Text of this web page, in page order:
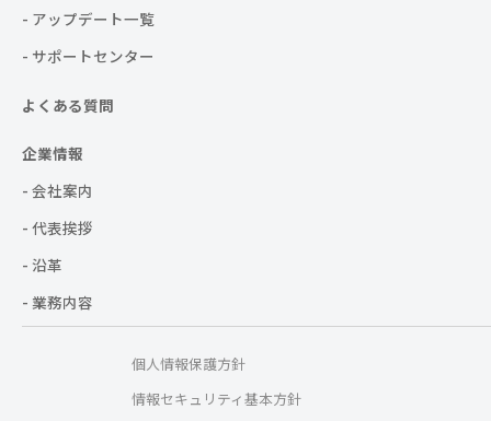
- アップデート一覧
- サポートセンター
よくある質問
企業情報
- 会社案内
- 代表挨拶
- 沿革
- 業務内容
個人情報保護方針
情報セキュリティ基本方針